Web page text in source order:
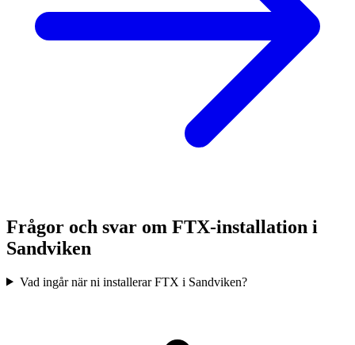
Frågor och svar om FTX-installation i
Sandviken
Vad ingår när ni installerar FTX i Sandviken?